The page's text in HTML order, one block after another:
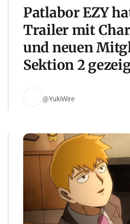
Patlabor EZY
Trailer mit
und neuen
Sektion 2
@YukiWire